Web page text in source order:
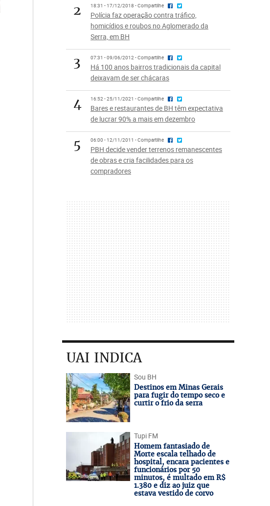
2 18:31 - 17/12/2018 - Compartilhe
Polícia faz operação contra tráfico,
homicídios e roubos no Aglomerado da
Serra, em BH
3 07:31 - 09/06/2012 - Compartilhe
Há 100 anos bairros tradicionais da capital
deixavam de ser chácaras
4 16:52 - 25/11/2021 - Compartilhe
Bares e restaurantes de BH têm expectativa
de lucrar 90% a mais em dezembro
5 06:00 - 12/11/2011 - Compartilhe
PBH decide vender terrenos remanescentes
de obras e cria facilidades para os
compradores
UAI INDICA
Sou BH
Destinos em Minas Gerais
para fugir do tempo seco e
curtir o frio da serra
Tupi FM
Homem fantasiado de
Morte escala telhado de
hospital, encara pacientes e
funcionários por 50
minutos, é multado em R$
1.380 e diz ao juiz que
estava vestido de corvo